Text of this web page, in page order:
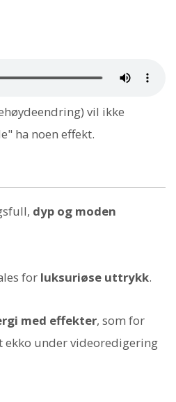
vil ikke
ha noen effekt.
dyp og moden
for luksuriøse uttrykk.
med effekter, som for
ekko under videoredigering